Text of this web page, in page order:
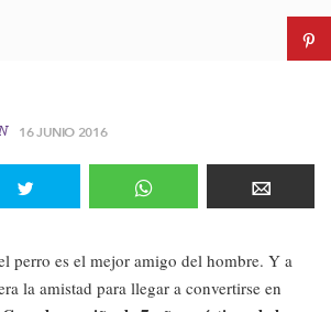
16 JUNIO 2016
perro es el mejor amigo del hombre. Y a
la amistad para llegar a convertirse en